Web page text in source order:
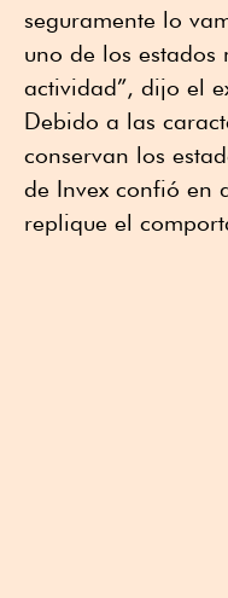
seguramente lo
uno de los
actividad”, dijo el
Debido a las
conservan los
de Invex confió en
replique el